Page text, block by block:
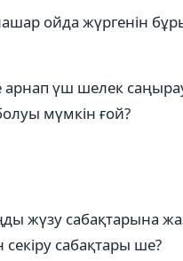
ойда жүргенін
арнап үш шелек
мүмкін ғой?
жүзу сабақтарына
сабақтары ше?